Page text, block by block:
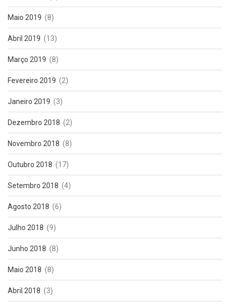
Maio 2019 (8)
Abril 2019 (13)
Março 2019 (8)
Fevereiro 2019 (2)
Janeiro 2019 (3)
Dezembro 2018 (2)
Novembro 2018 (8)
Outubro 2018 (17)
Setembro 2018 (4)
Agosto 2018 (6)
Julho 2018 (9)
Junho 2018 (8)
Maio 2018 (8)
Abril 2018 (3)